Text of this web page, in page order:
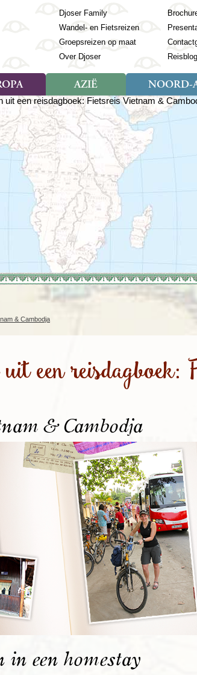
Djoser Family
Wandel- en Fietsreizen
Groepsreizen op maat
Over Djoser
(Frans) Guyana
Galapagos
Guatemala
Honduras
Mexico
Nicaragua
Paaseiland
Paraguay
Suriname
(28)
(11)
(8)
(23)
Landen
Albanië
Andorra
Armenië
Azerbeidzjan
Azoren
Balkan
Baltische Staten
Bosnië en Herzegovina
Bulgarije
Engeland
Estland
Finland
Frankrijk
AZIË
Soort reizen
Rondreis (57)
Familiereis (22)
Fietsreis (3)
Cultuur (28)
Natuur (16)
Nieuwe reizen
Rondreis China & Tibet, 42
dagen
Rondreis Sulawesi &
Molukken, 22 dagen
Laos
NOORD-
Soort reizen
Rondreis (7)
Familiereis (2)
Natuur (5)
& Cambodja
een
& Cambodja
in een homestay